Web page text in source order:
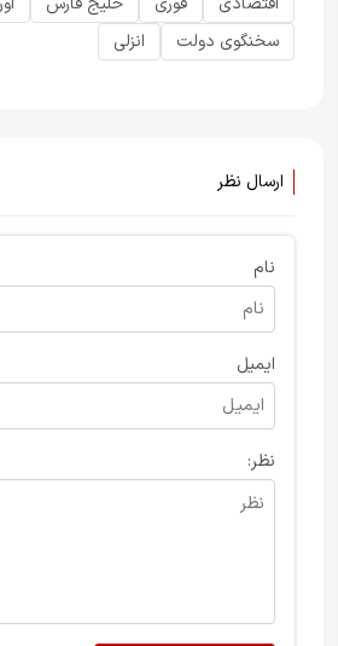
سخنگوی دولت
انزلی
ارسال نظر
نام
ایمیل
نظر: